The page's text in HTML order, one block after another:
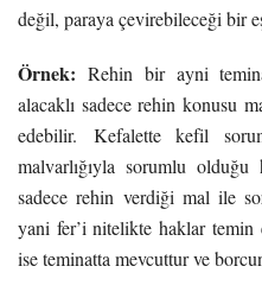
değil, paraya çevirebileceği bir
Örnek: Rehin bir ayni
alacaklı sadece rehin konusu
edebilir. Kefalette kefil
malvarlığıyla sorumlu
sadece rehin verdiği mal ile
yani fer’i nitelikte haklar temin
ise teminatta mevcuttur ve